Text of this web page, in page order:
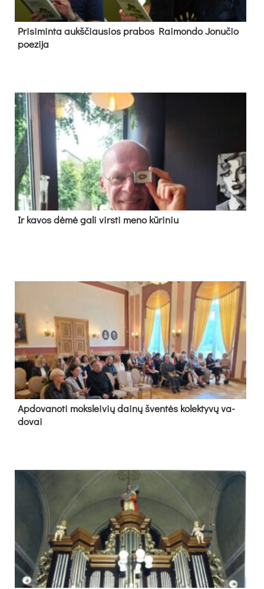
Pri­si­min­ta aukš­čiau­sios pra­bos Rai­mon­do Jo­nu­čio
poe­zi­ja
Ir ka­vos dė­mė ga­li virs­ti me­no kū­ri­niu
Ap­do­va­no­ti moks­lei­vių dai­nų šven­tės ko­lek­ty­vų va­
do­vai